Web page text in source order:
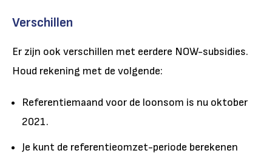
Verschillen
Er zijn ook verschillen met eerdere NOW-subsidies.
Houd rekening met de volgende:
Referentiemaand voor de loonsom is nu oktober
2021.
Je kunt de referentieomzet-periode berekenen